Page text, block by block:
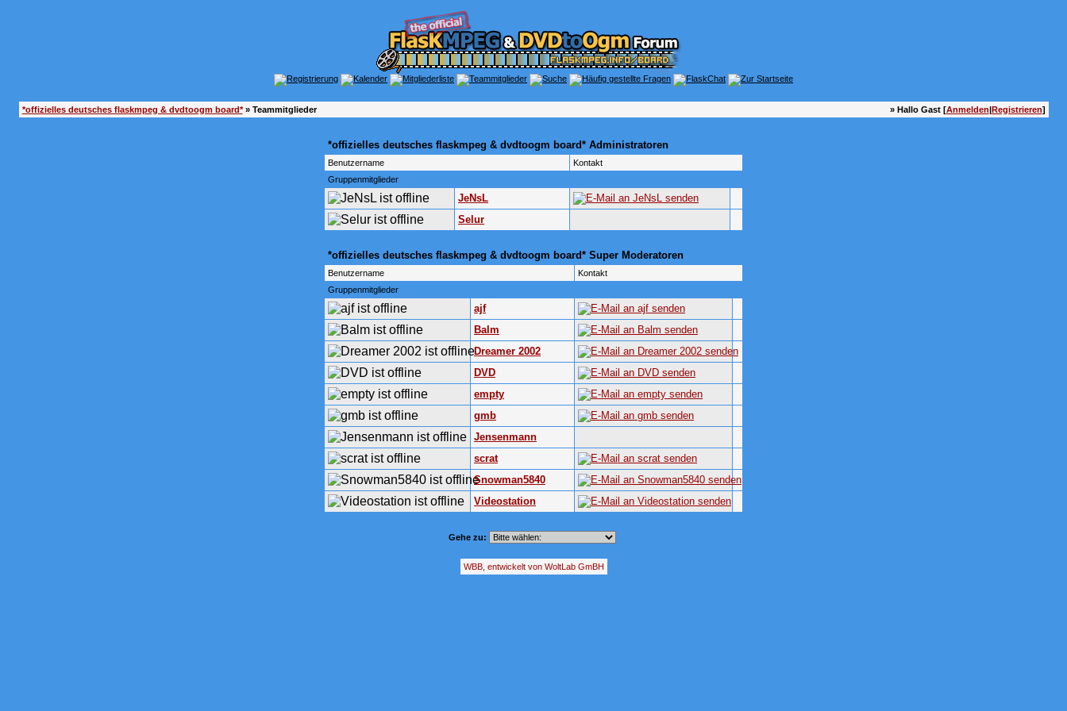
*offizielles deutsches flaskmpeg & dvdtoogm board*» Teammitglieder » Hallo Gast [Anmelden|Registrieren]
*offizielles deutsches flaskmpeg & dvdtoogm board* Administratoren
Benutzername
Kontakt
Gruppenmitglieder
JeNsL
Selur
*offizielles deutsches flaskmpeg & dvdtoogm board* Super Moderatoren
Benutzername
Kontakt
Gruppenmitglieder
ajf
Balm
Dreamer 2002
DVD
empty
gmb
Jensenmann
scrat
Snowman5840
Videostation
Gehe zu:
WBB, entwickelt von WoltLab GmBH